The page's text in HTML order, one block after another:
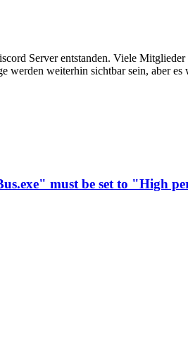
Server entstanden. Viele
werden weiterhin sichtbar sein, aber
must be set to "High